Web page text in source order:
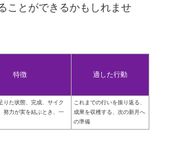
ことができるかもしれませ
特徴 適した行動
りた状態、完成、サイク
努力が実を結ぶとき、一
これまでの行いを振り返る、
成果を収穫する、次の新月へ
の準備